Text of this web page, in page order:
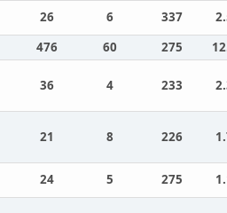
26 6 337
476 60 275
36 4 233
21 8 226
24 5 275